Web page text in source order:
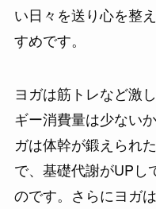
い日々を送り心を整
すめです。
ヨガは筋トレなど激
ギー消費量は少ない
ガは体幹が鍛えられ
で、基礎代謝がUPし
のです。さらにヨガ